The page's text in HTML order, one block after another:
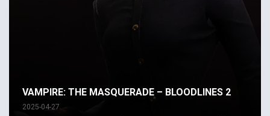
VAMPIRE: THE MASQUERADE – BLOODLINES 2
2025-04-27